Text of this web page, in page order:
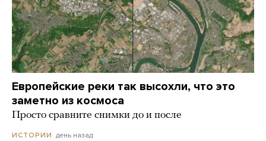
Европейские реки так высохли, что это
заметно из космоса
Просто сравните снимки до и после
ИСТОРИИ день назад